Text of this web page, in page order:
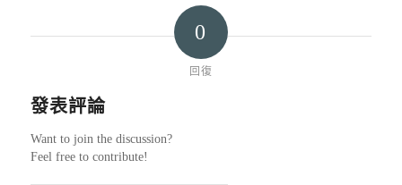
0
回復
發表評論
Want to join the discussion?
Feel free to contribute!